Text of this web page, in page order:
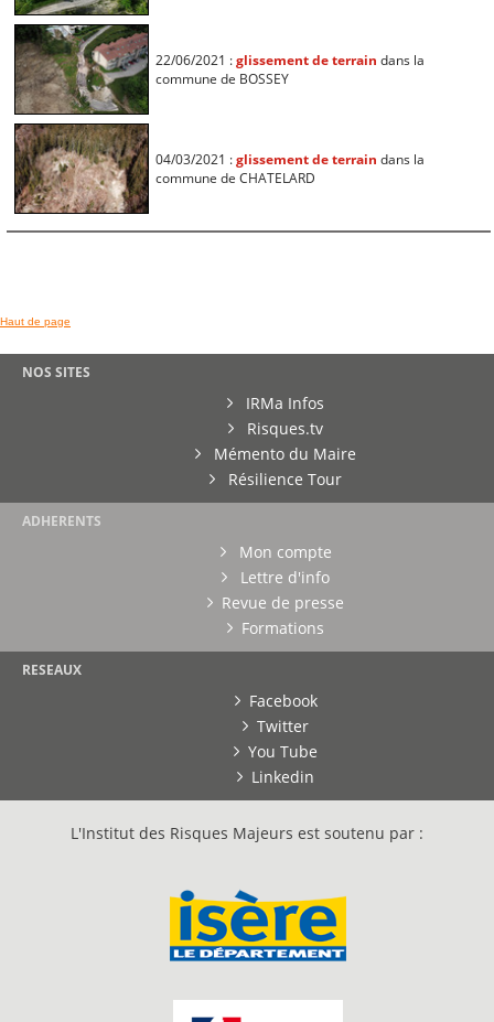
22/06/2021 :glissement de terrain dans la
commune de BOSSEY
04/03/2021 :glissement de terrain dans la
commune de CHATELARD
Haut de page
NOS SITES
IRMa Infos
Risques.tv
Mémento du Maire
Résilience Tour
ADHERENTS
Mon compte
Lettre d'info
Revue de presse
Formations
RESEAUX
Facebook
Twitter
You Tube
Linkedin
L'Institut des Risques Majeurs est soutenu par :